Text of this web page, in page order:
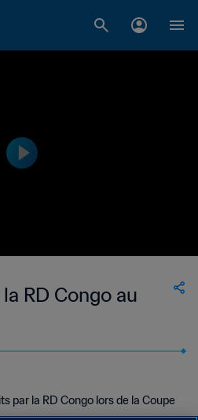
RD Congo au
par la RD Congo lors de la Coupe